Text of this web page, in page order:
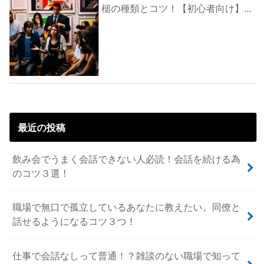
槌の種類とコツ！【初心者向け】...
最近の投稿
飲み会でうまく会話できない人必読！会話を続ける為
のコツ３選！
職場で無口で孤立しているあなたに教えたい。同僚と
話せるようになるコツ３つ！
仕事で会話なしって普通！？雑談のない職場で知って